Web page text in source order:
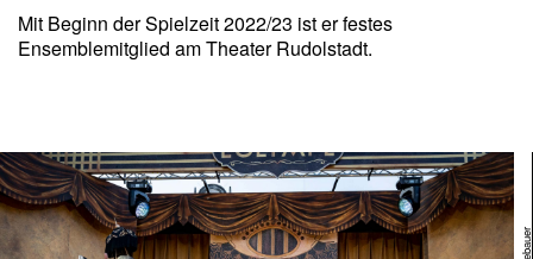
Mit Beginn der Spielzeit 2022/23 ist er festes
Ensemblemitglied am Theater Rudolstadt.